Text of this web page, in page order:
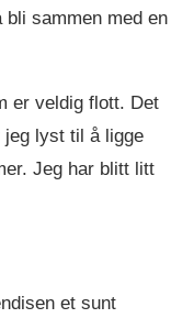
bli sammen med en
er veldig flott. Det
jeg lyst til å ligge
Jeg har blitt litt
et sunt